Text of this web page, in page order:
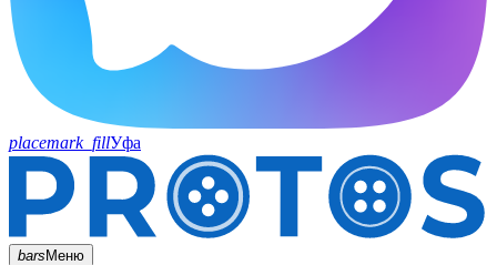
placemark_fillУфа
barsМеню